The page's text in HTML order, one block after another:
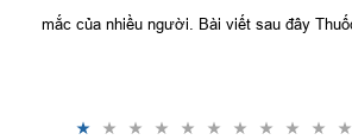
mắc của nhiều người. Bài viết sau đây